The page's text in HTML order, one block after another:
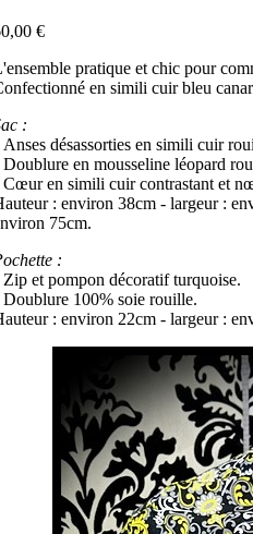
€
pratique et chic pour
en simili cuir bleu
:
Anses désassorties en simili cuir
Doublure en mousseline léopard
Cœur en simili cuir contrastant et
: environ 38cm - largeur :
75cm.
:
Zip et pompon décoratif turquoise.
Doublure 100% soie rouille.
: environ 22cm - largeur :